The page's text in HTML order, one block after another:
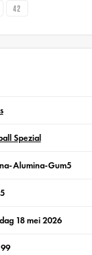
42
Spezial
Alumina-Gum5
18 mei 2026